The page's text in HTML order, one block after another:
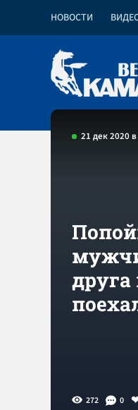
НОВОСТИ
21 дек 2020
272 0